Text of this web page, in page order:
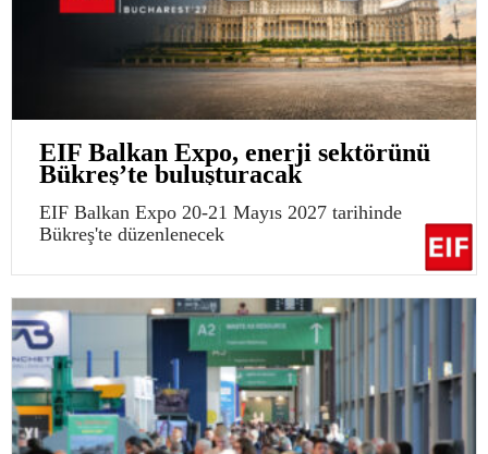
EIF Balkan Expo, enerji sektörünü
Bükreş’te buluşturacak
EIF Balkan Expo 20-21 Mayıs 2027 tarihinde
Bükreş'te düzenlenecek